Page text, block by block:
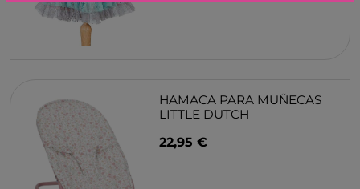
HAMACA PARA MUÑECAS
LITTLE DUTCH
22,95 €